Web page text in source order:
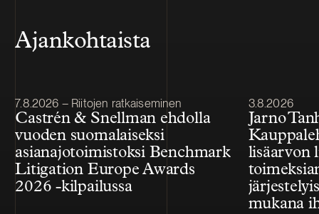
Ajankohtaista
Julkaistu
7.8.2026 – Riitojen ratkaiseminen
Castrén & Snellman ehdolla
vuoden suomalaiseksi
asianajotoimistoksi Benchmark
Litigation Europe Awards
2026 -kilpailussa
Julkaistu
3.8.2026
Jarno
lisäarvon
mukana